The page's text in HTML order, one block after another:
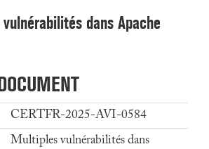
dans Apache
CERTFR-2025-AVI-0584
Multiples vulnérabilités dans